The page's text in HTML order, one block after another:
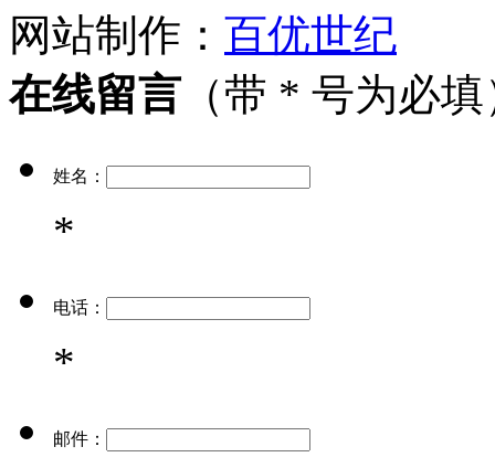
网站制作： 百优世纪
在线留言（带 * 号为必填
姓名：
*
电话：
*
邮件：